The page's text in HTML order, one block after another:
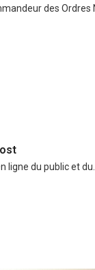
des Ordres
ligne du public et